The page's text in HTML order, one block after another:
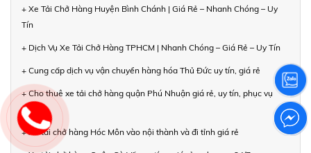
+ Xe Tải Chở Hàng Huyện Bình Chánh | Giá Rẻ – Nhanh Chóng – Uy
Tín
+ Dịch Vụ Xe Tải Chở Hàng TPHCM | Nhanh Chóng – Giá Rẻ – Uy Tín
+ Cung cấp dịch vụ vận chuyển hàng hóa Thủ Đức uy tín, giá rẻ
+ Cho thuê xe tải chở hàng quận Phú Nhuận giá rẻ, uy tín, phục vụ
24/7
+ Xe tải chở hàng Hóc Môn vào nội thành và đi tỉnh giá rẻ